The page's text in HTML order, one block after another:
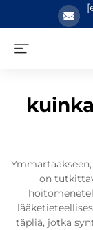
on
täpliä, jotka